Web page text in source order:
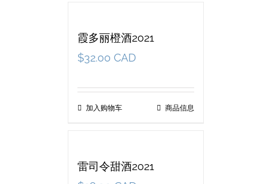
霞多丽橙酒2021
$32.00 CAD
加入购物车 商品信息
雷司令甜酒2021